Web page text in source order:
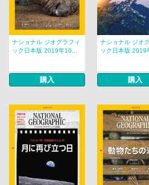
ナショナル ジオグラフィ
ック日本版 2019年10...
購入
ナショナル ジオ
ック日本版 2019
購入